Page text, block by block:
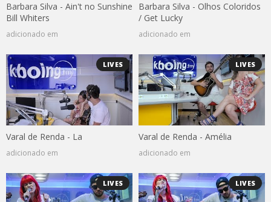
Barbara Silva - Ain't no Sunshine
Bill Whiters
adicionado em
Barbara Silva - Olhos Coloridos
/ Get Lucky
adicionado em
LIVES
Varal de Renda - La
adicionado em
LIVES
Varal de Renda - Amélia
adicionado em
LIVES LIVES